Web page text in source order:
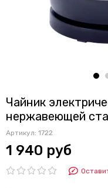
Чайник
нержавеющей
Артикул: 1722
1 940 руб